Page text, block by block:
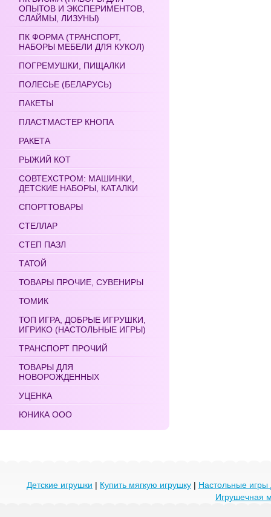
ОПЫТОВ И ЭКСПЕРИМЕНТОВ,
СЛАЙМЫ, ЛИЗУНЫ)
ПК ФОРМА (ТРАНСПОРТ,
НАБОРЫ МЕБЕЛИ ДЛЯ КУКОЛ)
ПОГРЕМУШКИ, ПИЩАЛКИ
ПОЛЕСЬЕ (БЕЛАРУСЬ)
ПАКЕТЫ
ПЛАСТМАСТЕР КНОПА
РАКЕТА
РЫЖИЙ КОТ
СОВТЕХСТРОМ: МАШИНКИ,
ДЕТСКИЕ НАБОРЫ, КАТАЛКИ
СПОРТТОВАРЫ
СТЕЛЛАР
СТЕП ПАЗЛ
ТАТОЙ
ТОВАРЫ ПРОЧИЕ, СУВЕНИРЫ
ТОМИК
ТОП ИГРА, ДОБРЫЕ ИГРУШКИ,
ИГРИКО (НАСТОЛЬНЫЕ ИГРЫ)
ТРАНСПОРТ ПРОЧИЙ
ТОВАРЫ ДЛЯ
НОВОРОЖДЕННЫХ
УЦЕНКА
ЮНИКА ООО
Детские игрушки | Купить мягкую игрушку | Настольные игры
Игрушечная